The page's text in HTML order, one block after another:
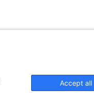
Accept all